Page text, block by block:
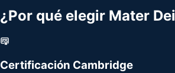
¿Por qué elegir Mater
Certificación Cambridge